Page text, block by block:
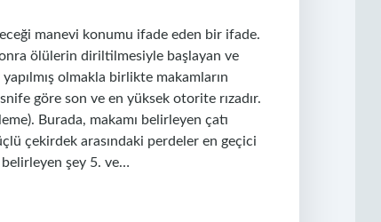
manevi konumu ifade eden bir ifade.
ölülerin diriltilmesiyle başlayan ve
olmakla birlikte makamların
göre son ve en yüksek otorite rızadır.
Burada, makamı belirleyen çatı
çekirdek arasındaki perdeler en geçici
şey 5. ve…